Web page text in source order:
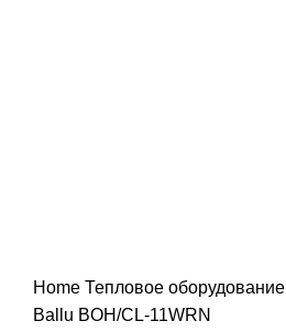
Home Тепловое оборудование
Ballu BOH/CL-11WRN